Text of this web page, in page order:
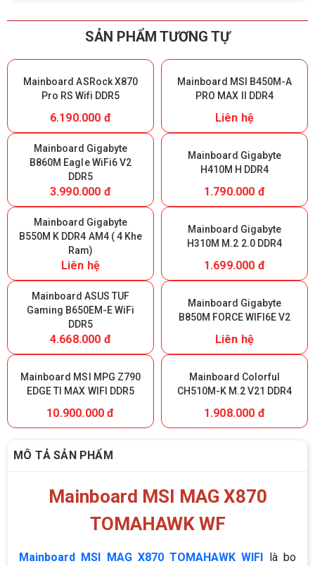
SẢN PHẨM TƯƠNG TỰ
Mainboard ASRock X870
Pro RS Wifi DDR5
6.190.000 đ
Mainboard MSI B450M-A
PRO MAX II DDR4
Liên hệ
Mainboard Gigabyte
B860M Eagle WiFi6 V2
DDR5
3.990.000 đ
Mainboard Gigabyte
H410M H DDR4
1.790.000 đ
Mainboard Gigabyte
B550M K DDR4 AM4 ( 4 Khe
Ram)
Liên hệ
Mainboard Gigabyte
H310M M.2 2.0 DDR4
1.699.000 đ
Mainboard ASUS TUF
Gaming B650EM-E WiFi
DDR5
4.668.000 đ
Mainboard Gigabyte
B850M FORCE WIFI6E V2
Liên hệ
Mainboard MSI MPG Z790
EDGE TI MAX WIFI DDR5
10.900.000 đ
Mainboard Colorful
CH510M-K M.2 V21 DDR4
1.908.000 đ
MÔ TẢ SẢN PHẨM
Mainboard MSI MAG X870
TOMAHAWK WF
Mainboard MSI MAG X870 TOMAHAWK WIFI là bo